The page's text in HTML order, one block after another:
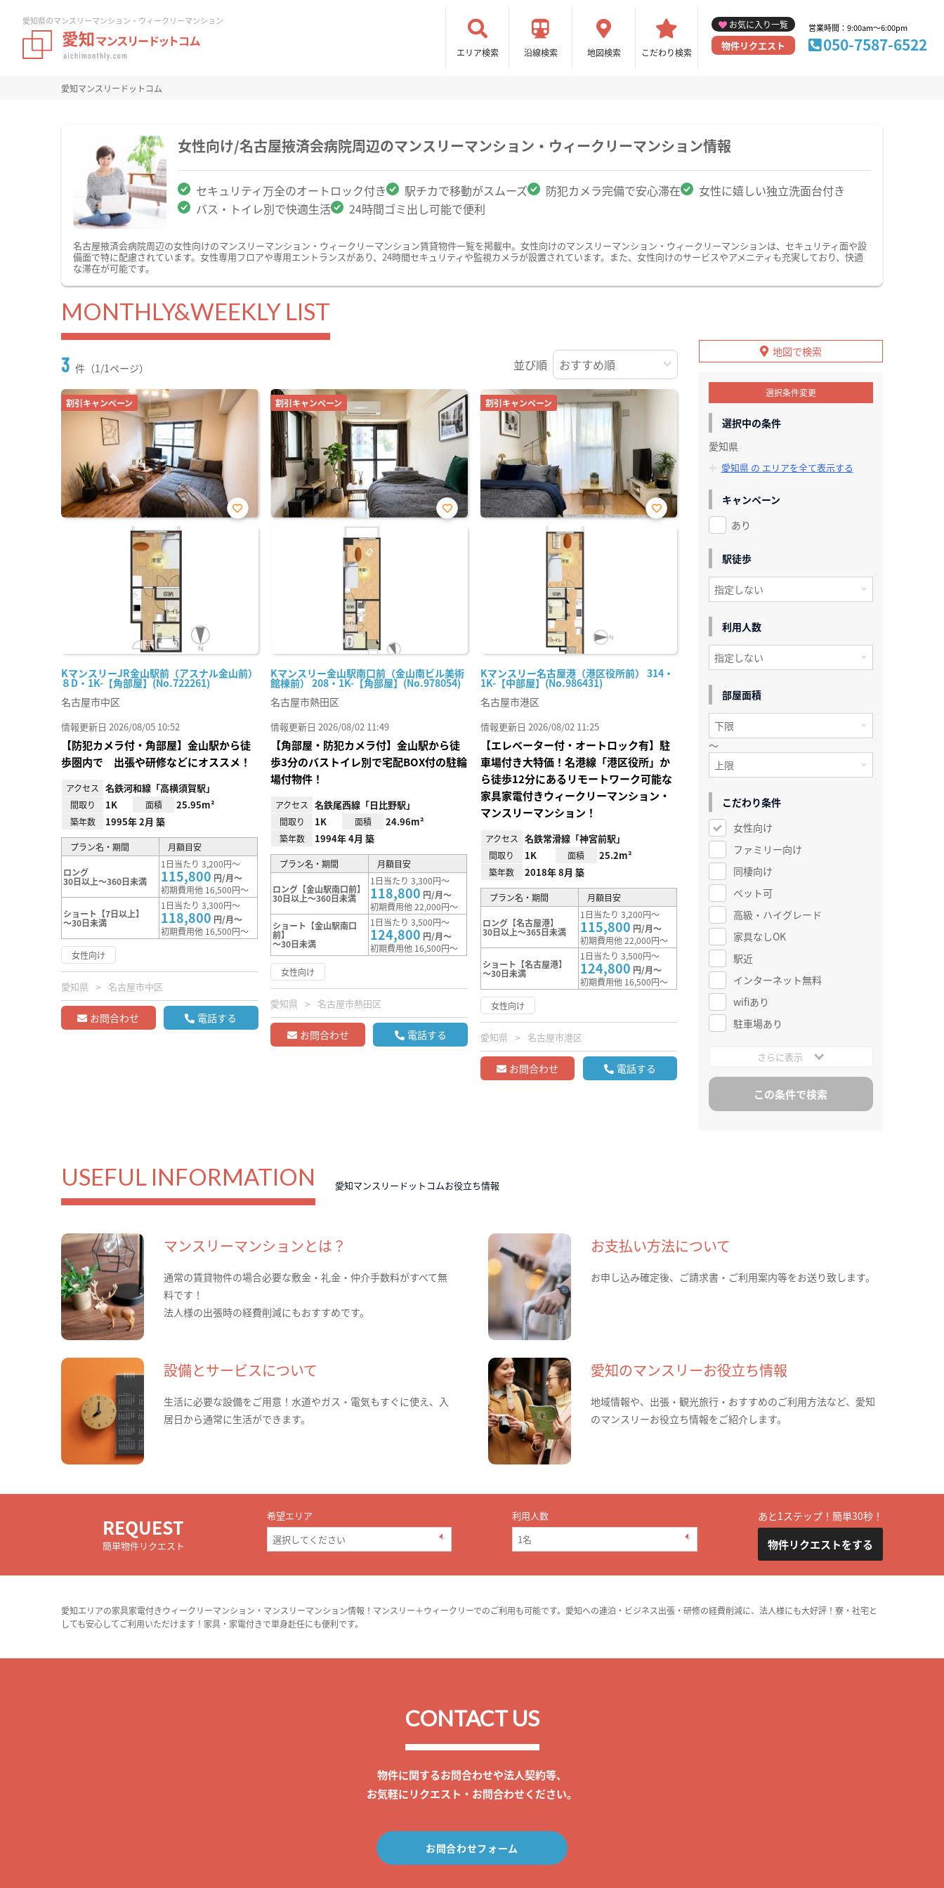
愛知県のマンスリーマンション・ウィークリーマンション
エリア検索 沿線検索 地図検索 こだわり検索
お気に入り一覧
物件リクエスト
営業時間：9:00am～6:00pm
050-7587-6522
愛知マンスリードットコム
女性向け/名古屋掖済会病院周辺のマンスリーマンション・ウィークリーマンション情報
セキュリティ万全のオートロック付き 駅チカで移動がスムーズ 防犯カメラ完備で安心滞在
女性に嬉しい独立洗面台付き
バス・トイレ別で快適生活
24時間ゴミ出し可能で便利
名古屋掖済会病院周辺の女性向けのマンスリーマンション・ウィークリーマンション賃貸物件一覧を掲載中。女性向けのマンスリーマンション・ウィークリーマンションは、セキュリティ面や設
備面で特に配慮されています。女性専用フロアや専用エントランスがあり、24時間セキュリティや監視カメラが設置されています。また、女性向けのサービスやアメニティも充実しており、快適
な滞在が可能です。
MONTHLY&WEEKLY LIST
3 件（1/1ページ） 並び順
割引キャンペーン
KマンスリーJR金山駅前（アスナル金山前）
８D・1K-【角部屋】(No.722261)
お気
名古屋市中区
情報更新日 2026/08/05 10:52
【防犯カメラ付・角部屋】金山駅から徒
歩圏内で 出張や研修などにオススメ！
アクセス 名鉄河和線「高横須賀駅」
間取り 1K 面積 25.95m²
築年数 1995年 2月 築
プラン名・期間 月額目安
ロング
30日以上～360日未満
1日当たり 3,200円～
115,800 円/月～
初期費用他 16,500円～
ショート【7日以上】
～30日未満
1日当たり 3,300円～
118,800 円/月～
初期費用他 16,500円～
女性向け
愛知県 名古屋市中区
お問合わせ 電話する
割引キャンペーン
Kマンスリー金山駅南口前（金山南ビル美術
館棟前） 208・1K-【角部屋】(No.978054)
お気
名古屋市熱田区
情報更新日 2026/08/02 11:49
【角部屋・防犯カメラ付】金山駅から徒
歩3分のバストイレ別で宅配BOX付の駐輪
場付物件！
アクセス 名鉄尾西線「日比野駅」
間取り 1K 面積 24.96m²
築年数 1994年 4月 築
プラン名・期間 月額目安
ロング【金山駅南口前】
30日以上～360日未満
1日当たり 3,300円～
118,800 円/月～
初期費用他 22,000円～
ショート【金山駅南口
前】
～30日未満
1日当たり 3,500円～
124,800 円/月～
初期費用他 16,500円～
女性向け
愛知県 名古屋市熱田区
お問合わせ 電話する
割引キャンペーン
Kマンスリー名古屋港（港区役所前） 314・
1K-【中部屋】(No.986431)
お気
名古屋市港区
情報更新日 2026/08/02 11:25
【エレベーター付・オートロック有】駐
車場付き大特価！名港線「港区役所」か
ら徒歩12分にあるリモートワーク可能な
家具家電付きウィークリーマンション・
マンスリーマンション！
アクセス 名鉄常滑線「神宮前駅」
間取り 1K 面積 25.2m²
築年数 2018年 8月 築
プラン名・期間 月額目安
ロング【名古屋港】
30日以上～365日未満
1日当たり 3,200円～
115,800 円/月～
初期費用他 22,000円～
ショート【名古屋港】
～30日未満
1日当たり 3,500円～
124,800 円/月～
初期費用他 16,500円～
女性向け
愛知県 名古屋市港区
お問合わせ 電話する
地図で検索
選択条件変更
選択中の条件
愛知県
愛知県 の エリアを全て表示する
キャンペーン
あり
駅徒歩
利用人数
部屋面積
～
こだわり条件
女性向け
ファミリー向け
同棲向け
ペット可
高級・ハイグレード
家具なしOK
駅近
インターネット無料
wifiあり
駐車場あり
さらに表示
USEFUL INFORMATION 愛知マンスリードットコムお役立ち情報
マンスリーマンションとは？
通常の賃貸物件の場合必要な敷金・礼金・仲介手数料がすべて無
料です！
法人様の出張時の経費削減にもおすすめです。
お支払い方法について
お申し込み確定後、ご請求書・ご利用案内等をお送り致します。
設備とサービスについて
生活に必要な設備をご用意！水道やガス・電気もすぐに使え、入
居日から通常に生活ができます。
愛知のマンスリーお役立ち情報
地域情報や、出張・観光旅行・おすすめのご利用方法など、愛知
のマンスリーお役立ち情報をご紹介します。
REQUEST
簡単物件リクエスト
希望エリア 利用人数 あと1ステップ！簡単30秒！
物件リクエストをする
愛知エリアの家具家電付きウィークリーマンション・マンスリーマンション情報！マンスリー＋ウィークリーでのご利用も可能です。愛知への連泊・ビジネス出張・研修の経費削減に、法人様にも大好評！寮・社宅と
しても安心してご利用いただけます！家具・家電付きで単身赴任にも便利です。
CONTACT US
物件に関するお問合わせや法人契約等、
お気軽にリクエスト・お問合わせください。
お問合わせフォーム